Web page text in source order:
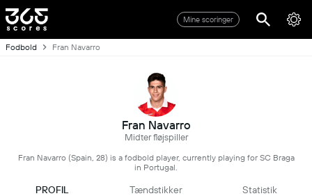
Mine scoringer
Fodbold Fran Navarro
Fran Navarro
Midter fløjspiller
Fran Navarro (Spain, 28) is a fodbold player, currently playing for SC Braga
in Portugal.
PROFIL Tændstikker Statistik